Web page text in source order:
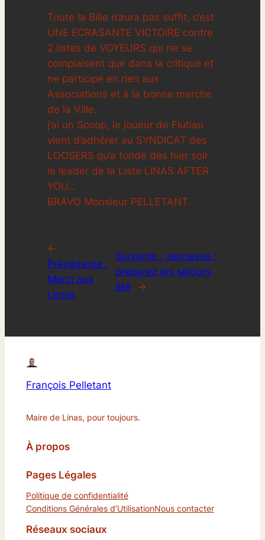
Toute la Bille n’aura pas suffit, c’est
UNE ECRASANTE VICTOIRE contre
2 listes de VOYEURS qui ne se
complaisent que dans la critique et
ne participe en rien aux
Associations et à la bonne marche
de la Ville.
j’ai un Scoop, le joueur de Flutiau
vient d’adhérer au SYNDICAT des
LOOSERS qu’a fondé dès hier soir
le leader de la Liste LINAS AFTER
YOU…
BRAVO Monsieur PELLETANT.
←
Précédente :
Merci aux
Linois
Suivante :Jeunesse :
préparez les séjours
été
→
François Pelletant
Maire de Linas, pour toujours.
À propos
Pages Légales
Politique de confidentialité
Conditions Générales d’UtilisationNous contacter
Réseaux sociaux